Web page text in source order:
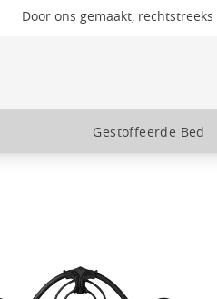
Door ons gemaakt,
Gestoffeerde Bed